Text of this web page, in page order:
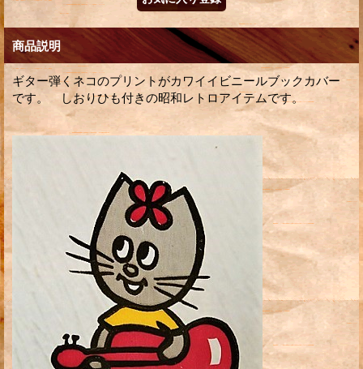
商品説明
ギター弾くネコのプリントがカワイイビニールブックカバー
です。 しおりひも付きの昭和レトロアイテムです。